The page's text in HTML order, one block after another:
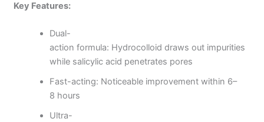
Key Features:
Dual-
action formula: Hydrocolloid draws out impurities
while salicylic acid penetrates pores
Fast-acting: Noticeable improvement within 6–
8 hours
Ultra-